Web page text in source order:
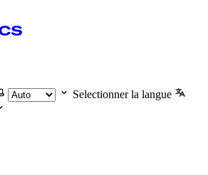
Selectionner la langue